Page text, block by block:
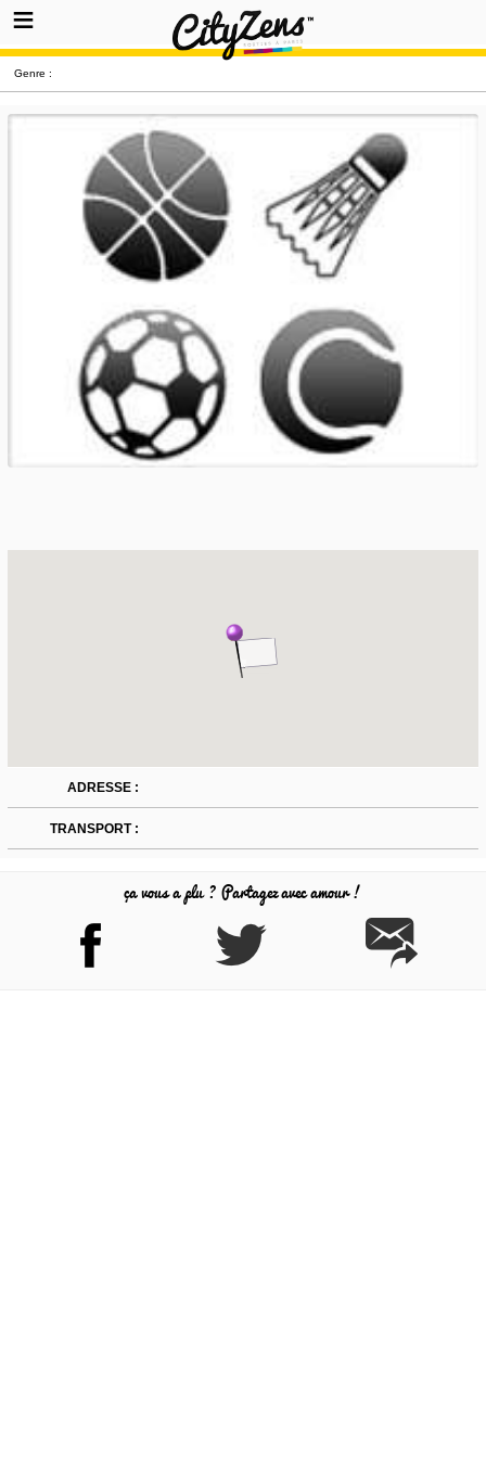
Genre :
ADRESSE :
TRANSPORT :
ça vous a plu ? Partagez avec amour !